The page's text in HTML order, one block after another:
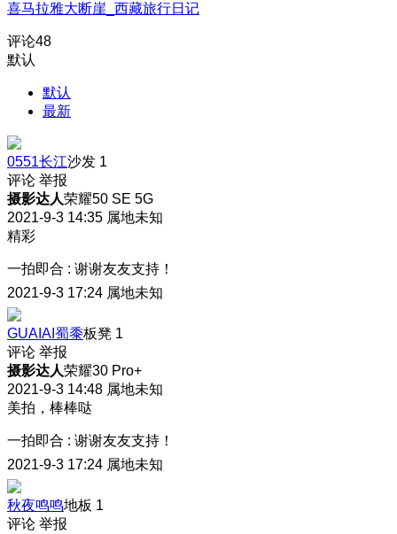
喜马拉雅大断崖_西藏旅行日记
评论48
默认
默认
最新
0551长江沙发 1
评论 举报
摄影达人荣耀50 SE 5G
2021-9-3 14:35 属地未知
精彩
一拍即合 : 谢谢友友支持！
2021-9-3 17:24 属地未知
GUAIAI蜀黍板凳 1
评论 举报
摄影达人荣耀30 Pro+
2021-9-3 14:48 属地未知
美拍，棒棒哒
一拍即合 : 谢谢友友支持！
2021-9-3 17:24 属地未知
秋夜鸣鸣地板 1
评论 举报